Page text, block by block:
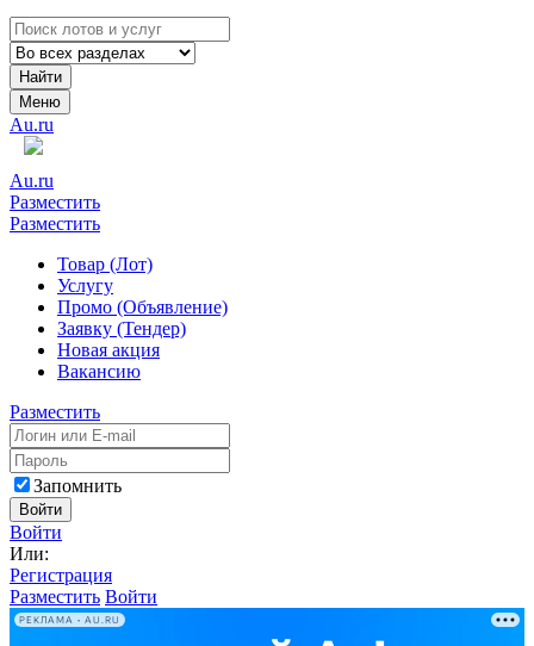
Найти
Меню
Au.ru
Au.ru
Разместить
Разместить
Товар (Лот)
Услугу
Промо (Объявление)
Заявку (Тендер)
Новая акция
Вакансию
Разместить
Запомнить
Войти
Войти
Или:
Регистрация
Разместить Войти
РЕКЛАМА • AU.RU